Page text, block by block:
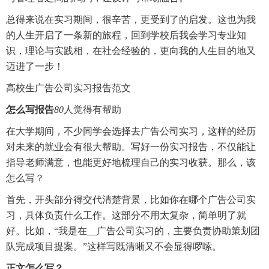
总得来说在实习期间，很辛苦，更受到了的启发。这也为我
的人生开启了一条新的旅程，回到学校后我会学习专业知
识，理论与实践相，在社会经验的，更向我的人生目的地又
迈进了一步！
高校生广告公司实习报告范文
怎么写报告80 人觉得有帮助
在大学期间，不少同学会选择去广告公司实习，这样的经历
对未来的就业会有很大帮助。写好一份实习报告，不仅能让
指导老师满意，也能更好地梳理自己的实习收获。那么，该
怎么写？
首先，开头部分得交代清楚背景，比如你在哪个广告公司实
习，具体负责什么工作。这部分不用太复杂，简单明了就
好。比如，“我是在__广告公司实习的，主要负责协助策划团
队完成项目提案。”这样写既清晰又不会显得啰嗦。